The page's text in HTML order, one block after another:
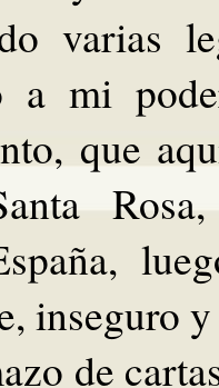
varias
a mi
que
inseguro
de